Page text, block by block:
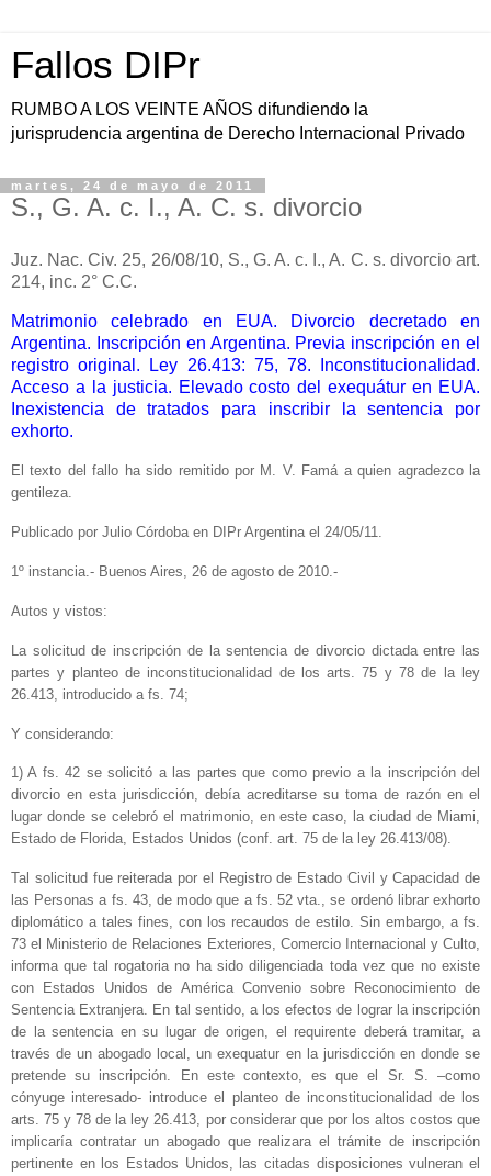
Fallos DIPr
RUMBO A LOS VEINTE AÑOS difundiendo la
jurisprudencia argentina de Derecho Internacional Privado
martes, 24 de mayo de 2011
S., G. A. c. I., A. C. s. divorcio
Juz. Nac. Civ. 25, 26/08/10, S., G. A. c. I., A. C. s. divorcio art.
214, inc. 2° C.C.
Matrimonio celebrado en EUA. Divorcio decretado en
Argentina. Inscripción en Argentina. Previa inscripción en el
registro original. Ley 26.413: 75, 78. Inconstitucionalidad.
Acceso a la justicia. Elevado costo del exequátur en EUA.
Inexistencia de tratados para inscribir la sentencia por
exhorto.
El texto del fallo ha sido remitido por M. V. Famá a quien agradezco la
gentileza.
Publicado por Julio Córdoba en DIPr Argentina el 24/05/11.
1º instancia.- Buenos Aires, 26 de agosto de 2010.-
Autos y vistos:
La solicitud de inscripción de la sentencia de divorcio dictada entre las
partes y planteo de inconstitucionalidad de los arts. 75 y 78 de la ley
26.413, introducido a fs. 74;
Y considerando:
1) A fs. 42 se solicitó a las partes que como previo a la inscripción del
divorcio en esta jurisdicción, debía acreditarse su toma de razón en el
lugar donde se celebró el matrimonio, en este caso, la ciudad de Miami,
Estado de Florida, Estados Unidos (conf. art. 75 de la ley 26.413/08).
Tal solicitud fue reiterada por el Registro de Estado Civil y Capacidad de
las Personas a fs. 43, de modo que a fs. 52 vta., se ordenó librar exhorto
diplomático a tales fines, con los recaudos de estilo. Sin embargo, a fs.
73 el Ministerio de Relaciones Exteriores, Comercio Internacional y Culto,
informa que tal rogatoria no ha sido diligenciada toda vez que no existe
con Estados Unidos de América Convenio sobre Reconocimiento de
Sentencia Extranjera. En tal sentido, a los efectos de lograr la inscripción
de la sentencia en su lugar de origen, el requirente deberá tramitar, a
través de un abogado local, un exequatur en la jurisdicción en donde se
pretende su inscripción.­ En este contexto, es que el Sr. S. –como
cónyuge interesado- introduce el planteo de inconstitucionalidad de los
arts. 75 y 78 de la ley 26.413, por considerar que por los altos costos que
implicaría contratar un abogado que realizara el trámite de inscripción
pertinente en los Estados Unidos, las citadas disposiciones vulneran el